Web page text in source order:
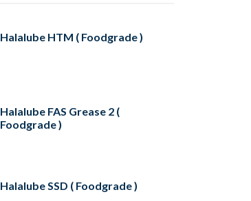
Halalube HTM ( Foodgrade )
Halalube FAS Grease 2 (
Foodgrade )
Halalube SSD ( Foodgrade )